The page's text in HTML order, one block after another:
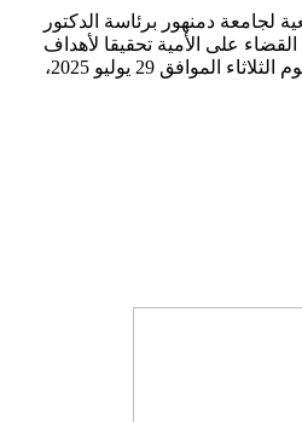
لجامعة دمنهور برئاسة الدكتور
على الأمية تحقيقا لأهداف
التنمية المستدامة، انطلقت اليوم الثلاثاء الموافق 29 يوليو 2025،